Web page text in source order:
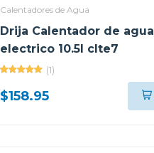
Calentadores de Agua
Drija Calentador de agua
electrico 10.5l clte7
(1)
$158.95